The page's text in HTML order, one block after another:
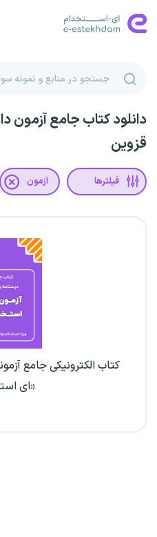
دانلود کتاب جامع آزمون
قزوین
فیلترها آزمون
کتاب الکترونیکی جامع
«ای